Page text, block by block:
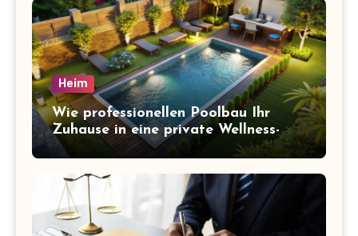
Heim
Wie professionellen Poolbau Ihr
Zuhause in eine private Wellness-
Oase verwandelt